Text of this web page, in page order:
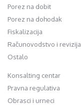
Porez na dobit
Porez na dohodak
Fiskalizacija
Računovodstvo i revizija
Ostalo
Konsalting centar
Pravna regulativa
Obrasci i urneci